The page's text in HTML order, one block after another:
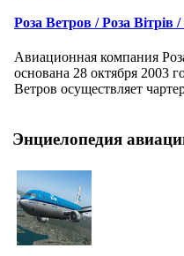
Роза Ветров / Роза Вітрів
Авиационная компания
основана 28 октября 2003
Ветров осуществляет
Энциелопедия